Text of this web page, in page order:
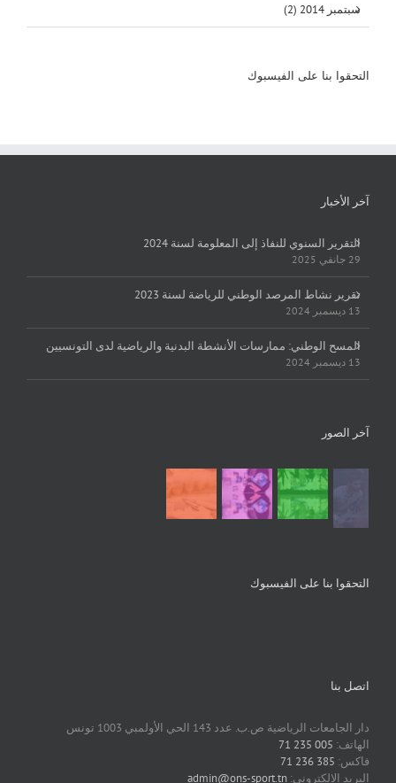
سبتمبر 2014 (2)
التحقوا بنا على الفيسبوك
آخر الأخبار
التقرير السنوي للنفاذ إلى المعلومة لسنة 2024
29 جانفي 2025
تقرير نشاط المرصد الوطني للرياضة لسنة 2023
13 ديسمبر 2024
المسح الوطني: ممارسات الأنشطة البدنية والرياضية لدى التونسيين
13 ديسمبر 2024
آخر الصور
التحقوا بنا على الفيسبوك
اتصل بنا
دار الجامعات الرياضية ص.ب. عدد 143 الحي الأولمبي 1003 تونس
الهاتف: 005 235 71
فاكس: 385 236 71
البريد الالكتروني: admin@ons-sport.tn